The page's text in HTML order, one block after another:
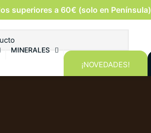
superiores a 60€ (solo en Península)
MINERALES
¡NOVEDADES!